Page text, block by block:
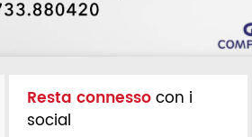
Resta connessocon i
social